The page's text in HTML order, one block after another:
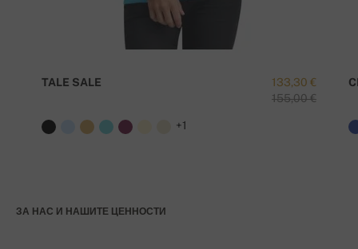
133,30 €
155,00 €
TALE SALE
+1
ЗА НАС И НАШИТЕ ЦЕННОСТИ